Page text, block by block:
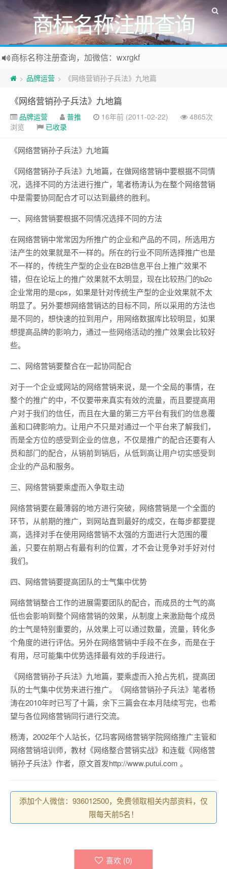
商标名称注册查询
商标名称注册查询，加微信：wxrgkf
商标注册和购买，加微信：wxrgkf
> 品牌运营 > 《网络营销孙子兵法》九地篇
《网络营销孙子兵法》九地篇
品牌运营 普推 16年前 (2011-02-22)
4865次
浏览
已收录
《网络营销孙子兵法》九地篇
《网络营销孙子兵法》九地篇，在做网络营销中要根据不同情
况，选择不同的方法进行推广，笔者杨涛认为在整个网络营销
中是需要协同配合才可以达到最终的胜利。
一、网络营销要根据不同情况选择不同的方法
在网络营销中常常因为所推广的企业和产品的不同，所选用方
法产生的效果就是不一样的。所在的行业不同所选择推广也是
不一样的，传统生产型的企业在B2B信息平台上推广效果不
错，但在论坛上的推广效果就不太明显，现在比较热门的b2c
企业常用的是cps，如果是针对传统生产型的企业效果就不太
明显了。另外要想网络营销达的目标不同，所以采用的方法也
是不同的，想快速的拉到用户，用网络数据库比较明显，如果
想提高品牌的影响力，通过一些网络活动的推广效果会比较好
些。
二、网络营销要整合在一起协同配合
对于一个企业或网站的网络营销来说，是一个全局的事情，在
整个的推广的中，不仅要带来真实有效的流量，而且要提高用
户对于我们的信任，而且在大量的第三方平台有我们的信息覆
盖和口碑影响力。让用户不只是对通过一个平台来了解我们，
而是全方位的感受到企业的信息，不仅是推广的配合还要有人
员和部门的配合，从销前到销后，从低到高让用户切实感受到
企业的产品和服务。
三、网络营销要乘虚而入争取主动
网络营销要在最薄弱的地方进行突破，网络营销是一个全面的
环节，从前期的推广，到网站直到最好的成交，在每步都要提
高，选择对手在使用网络营销不太强的方面进行大范围的覆
盖，只要在前期占有最有利的位置，才不会让竞争对手好对付
我们。
四、网络营销要提高团队的士气集中优势
网络营销整合工作的进展需要团队的配合，而成员的士气的高
低也会影响到整个网络营销的效果，从制度上来激励每个成员
的士气是特别重要的，从效果上可以通过数量，流量，转化多
个角度的进行评估。另外在网络营销中手段不在多，而是在于
有用，尽可能集中优势选择最有效的手段进行。
《网络营销孙子兵法》九地篇，要乘虚而入抢占先机，提高团
队的士气集中优势来进行推广。《网络营销孙子兵法》笔者杨
涛在2010年时已写了十篇，余下三篇会在本月陆续写完，也希
望与各位网络营销同行进行交流。
杨涛，2002年个人站长，亿玛客网络营销学院网络推广主管和
网络营销培训师，教材《网络整合营销实战》和连载《网络营
销孙子兵法》作者，原文首发http://www.putui.com 。
添加个人微信：936012500，免费领取相关内部资料，仅
限每天前5名！
喜欢 (0)